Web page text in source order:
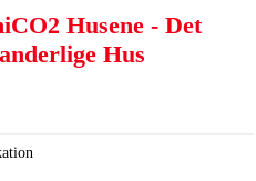
Husene - Det
Hus